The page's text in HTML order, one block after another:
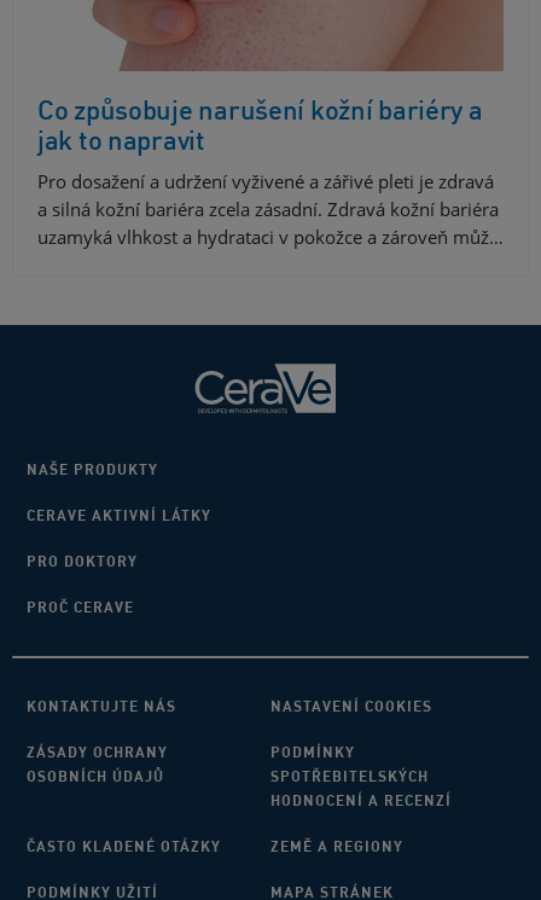
Co způsobuje narušení kožní bariéry a
jak to napravit
Pro dosažení a udržení vyživené a zářivé pleti je zdravá
a silná kožní bariéra zcela zásadní. Zdravá kožní bariéra
uzamyká vlhkost a hydrataci v pokožce a zároveň můž…
NAŠE PRODUKTY
CERAVE AKTIVNÍ LÁTKY
PRO DOKTORY
PROČ CERAVE
KONTAKTUJTE NÁS NASTAVENÍ COOKIES
ZÁSADY OCHRANY
OSOBNÍCH ÚDAJŮ
PODMÍNKY
SPOTŘEBITELSKÝCH
HODNOCENÍ A RECENZÍ
ČASTO KLADENÉ OTÁZKY ZEMĚ A REGIONY
PODMÍNKY UŽITÍ MAPA STRÁNEK